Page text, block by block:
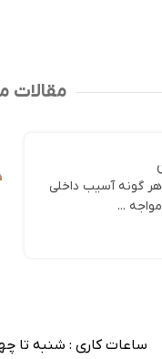
مقالات
گونه آسیب داخلی
...
| ساعات کاری : شنبه تا چهارشنبه